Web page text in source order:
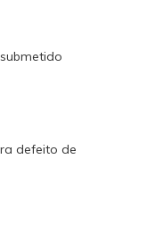
defeito de